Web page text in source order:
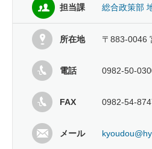
担当課 総合政策部
所在地 〒883-0046
電話 0982-50-
FAX 0982-54-
メール